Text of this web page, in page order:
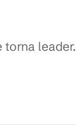
torna leader.